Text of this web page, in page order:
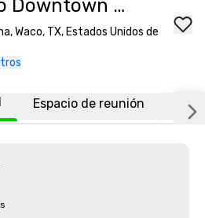
Downtown -
Waco, TX, Estados Unidos de
Espacio de reunión